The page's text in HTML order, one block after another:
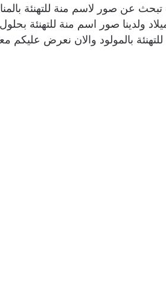
عن صور لاسم منة للتهنئة
ولدينا صور اسم منة للتهنئة
للتهنئة بالمولود والان نعرض